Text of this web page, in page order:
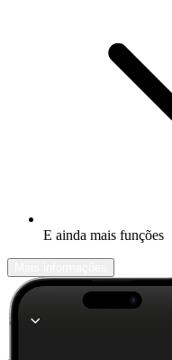
E ainda mais funções